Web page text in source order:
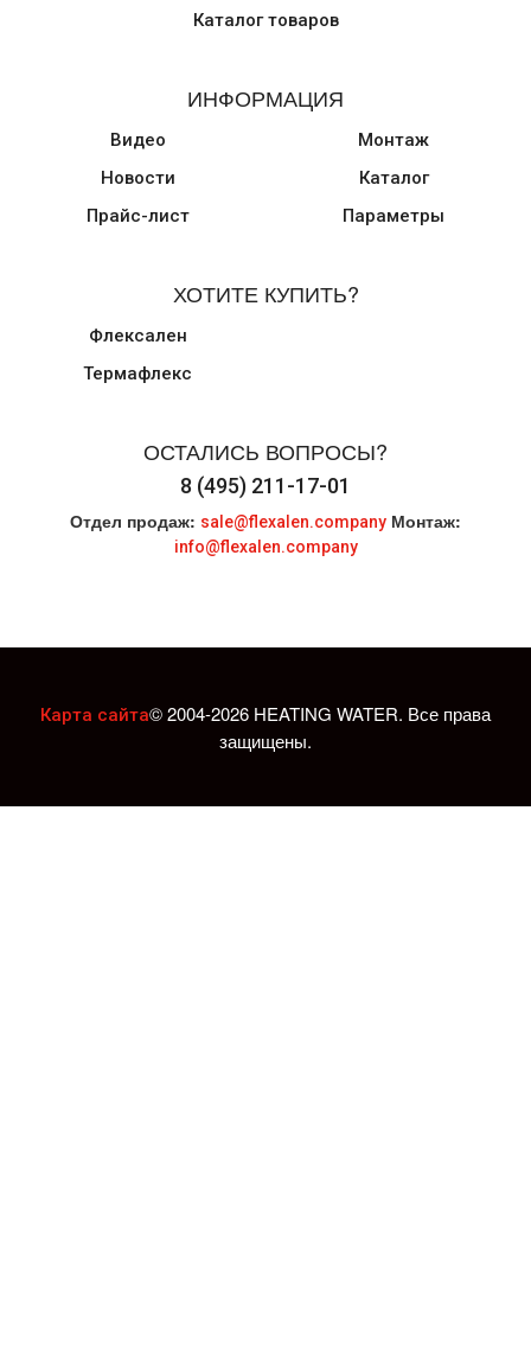
Каталог товаров
ИНФОРМАЦИЯ
Видео
Новости
Прайс-лист
Монтаж
Каталог
Параметры
ХОТИТЕ КУПИТЬ?
Флексален
Термафлекс
ОСТАЛИСЬ ВОПРОСЫ?
8 (495) 211-17-01
Отдел продаж: sale@flexalen.company Монтаж:
info@flexalen.company
Карта сайта© 2004-2026 HEATING WATER. Все права
защищены.